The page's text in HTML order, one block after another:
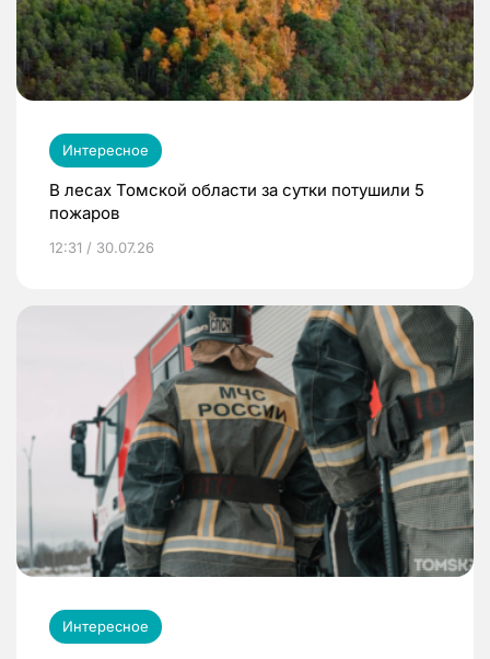
Интересное
В лесах Томской области за сутки потушили 5
пожаров
12:31 / 30.07.26
Интересное